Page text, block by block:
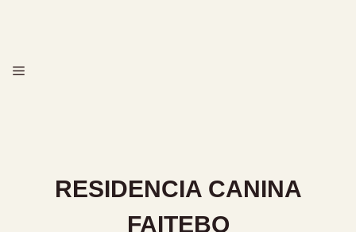
MENÚ
RESIDENCIA CANINA
FAITEBO